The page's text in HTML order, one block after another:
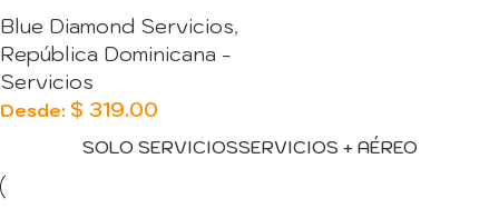
Blue Diamond Servicios,
República Dominicana -
Servicios
Desde: $ 319.00
SOLO SERVICIOSSERVICIOS + AÉREO